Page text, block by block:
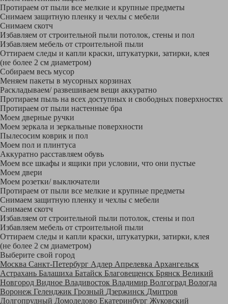
Протираем от пыли все мелкие и крупные предметы
Снимаем защитную пленку и чехлы с мебели
Снимаем скотч
Избавляем от строительной пыли потолок, стены и пол
Избавляем мебель от строительной пыли
Оттираем следы и капли краски, штукатурки, затирки, клея
(не более 2 см диаметром)
Собираем весь мусор
Меняем пакеты в мусорных корзинах
Раскладываем/ развешиваем вещи аккуратно
Протираем пыль на всех доступных и свободных поверхностях
Протираем от пыли настенные бра
Моем дверные ручки
Моем зеркала и зеркальные поверхности
Пылесосим коврик и пол
Моем пол и плинтуса
Аккуратно расставляем обувь
Моем все шкафы и ящики при условии, что они пустые
Моем двери
Моем розетки/ выключатели
Протираем от пыли все мелкие и крупные предметы
Снимаем защитную пленку и чехлы с мебели
Снимаем скотч
Избавляем от строительной пыли потолок, стены и пол
Избавляем мебель от строительной пыли
Оттираем следы и капли краски, штукатурки, затирки, клея
(не более 2 см диаметром)
Выберите свой город
Москва Санкт-Петербург Адлер Апрелевка Архангельск
Астрахань Балашиха Батайск Благовещенск Брянск Великий
Новгород Видное Владивосток Владимир Волгоград Вологда
Воронеж Геленджик Грозный Дзержинск Дмитров
Долгопрудный Домодедово Екатеринбург Жуковский